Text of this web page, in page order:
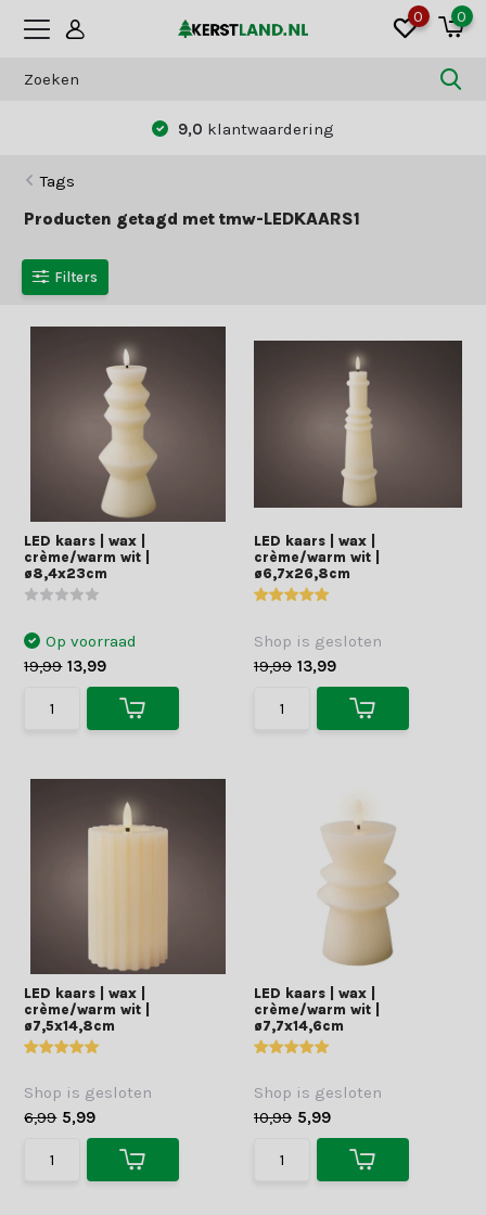
0 0
9,0 klantwaardering
Tags
Producten getagd met tmw-LEDKAARS1
Filters
LED kaars | wax |
crème/warm wit |
ø8,4x23cm
Op voorraad
19,99 13,99
LED kaars | wax |
crème/warm wit |
ø6,7x26,8cm
Shop is gesloten
19,99 13,99
LED kaars | wax |
crème/warm wit |
ø7,5x14,8cm
Shop is gesloten
6,99 5,99
LED kaars | wax |
crème/warm wit |
ø7,7x14,6cm
Shop is gesloten
10,99 5,99